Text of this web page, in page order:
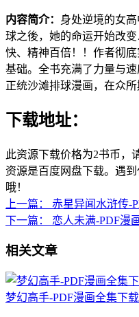
内容简介： 身处逆境的女
球之後，她的命运开始改
快、精神百倍！！作者彻
基础。全书充满了力量与
正统沙滩排球漫画，在众所
下载地址：
此资源下载价格为2书币，
资源是百度网盘下载。遇
哦！
上一篇：
赤星异闻水浒传-
下一篇：
恋人未满-PDF漫
相关文章
梦幻高手-PDF漫画全集下载